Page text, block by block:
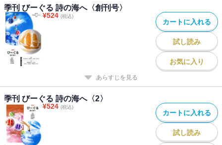
季刊 びーぐる 詩の海へ〈創刊号〉
¥524 (税込)
カートに入れる
試し読み
お気に入り
あらすじを見る
季刊 びーぐる 詩の海へ〈2〉
¥524 (税込)
カートに入れる
試し読み